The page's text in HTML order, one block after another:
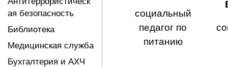
социальный
педагог по
питанию
ая безопасность
Библиотека
Медицинская служба
Бухгалтерия и АХЧ